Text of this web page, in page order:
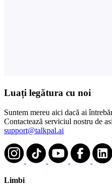
Luați legătura cu noi
Suntem mereu aici dacă ai
Contactează serviciul nostru de
support@talkpal.ai
Limbi